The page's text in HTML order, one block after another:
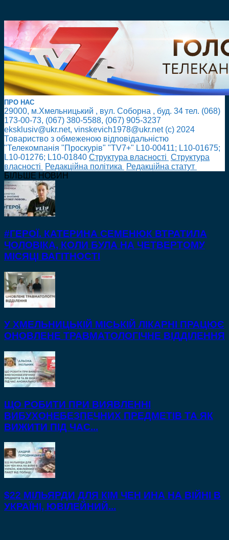
ПРО НАС
29000, м.Хмельницький , вул. Соборна , буд. 34 тел. (068)
173-00-73, (067) 380-5588, (067) 905-3237
eksklusiv@ukr.net, vinskevich1978@ukr.net (с) 2024
Товариство з обмеженою відповідальністю
"Телекомпанія "Проскурів" "TV7+" L10-00411; L10-01675;
L10-01276; L10-01840 Cтруктура власності Cтруктура
власності
Редакційна політика
Редакційна статут
БІЛЬШЕ НОВИН
#ГЕРОЇ. КАТЕРИНА СЕМЕНЮК ВТРАТИЛА
ЧОЛОВІКА, КОЛИ БУЛА НА ЧЕТВЕРТОМУ
МІСЯЦІ ВАГІТНОСТІ
У ХМЕЛЬНИЦЬКІЙ МІСЬКІЙ ЛІКАРНІ ПРАЦЮЄ
ОНОВЛЕНЕ ТРАВМАТОЛОГІЧНЕ ВІДДІЛЕННЯ
ЩО РОБИТИ ПРИ ВИЯВЛЕННІ
ВИБУХОНЕБЕЗПЕЧНИХ ПРЕДМЕТІВ ТА ЯК
ВИЖИТИ ПІД ЧАС...
$22 МІЛЬЯРДИ ДЛЯ КІМ ЧЕН ИНА НА ВІЙНІ В
УКРАЇНІ, ЮВІЛЕЙНИЙ...